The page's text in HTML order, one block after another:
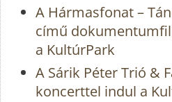
A Hármasfonat –
című
a KultúrPark
A Sárik Péter Trió &
koncerttel indul a